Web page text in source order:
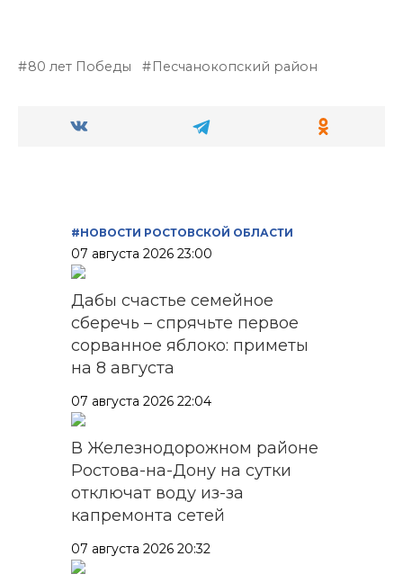
80 лет Победы Песчанокопский район
#НОВОСТИ РОСТОВСКОЙ ОБЛАСТИ
07 августа 2026 23:00
Дабы счастье семейное
сберечь – спрячьте первое
сорванное яблоко: приметы
на 8 августа
07 августа 2026 22:04
В Железнодорожном районе
Ростова-на-Дону на сутки
отключат воду из-за
капремонта сетей
07 августа 2026 20:32